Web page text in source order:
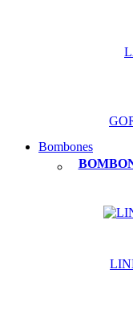
Bombones